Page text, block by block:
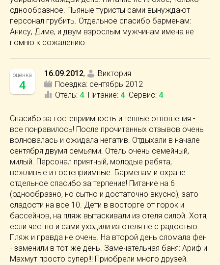
однообразное. Пьяные туристы сами вынуждают
персонал грубить. Отдельное спасибо барменам:
Анису, Диме, и двум взрослым мужчинам имена не
помню к сожалению.
оценка
4
16.09.2012,
Виктория
Поездка: сентябрь 2012
Отель: 4 Питание: 4 Сервис: 4
Спасибо за гостеприимность и теплые отношения -
все понравилось! После прочитанных отзывов очень
волновалась и ожидала негатив. Отдыхали в начале
сентября двумя семьями. Отель очень семейный,
милый. Персонал приятный, молодые ребята,
вежливые и гостеприимные. Барменам и охране
отдельное спасибо за терпение! Питание на 6
(однообразно, но сытно и достаточно вкусно), зато
сладости на все 10. Дети в восторге от горок и
бассейнов, на пляж вытаскивали из отеля силой. Хотя,
если честно и сами уходили из отеля не с радостью.
Пляж и правда не очень. На второй день сломала фен
- заменили в тот же день. Замечательная баня: Ариф и
Махмут просто супер!!! Приобрели много друзей.